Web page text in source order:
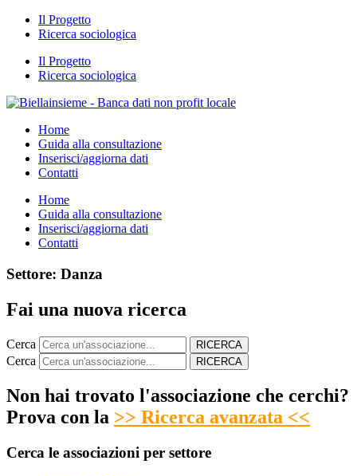
Il Progetto
Ricerca sociologica
Il Progetto
Ricerca sociologica
Home
Guida alla consultazione
Inserisci/aggiorna dati
Contatti
Home
Guida alla consultazione
Inserisci/aggiorna dati
Contatti
Settore: Danza
Fai una nuova ricerca
Cerca RICERCA
Cerca RICERCA
Non hai trovato l'associazione che cerchi?
Prova con la >> Ricerca avanzata <<
Cerca le associazioni per settore